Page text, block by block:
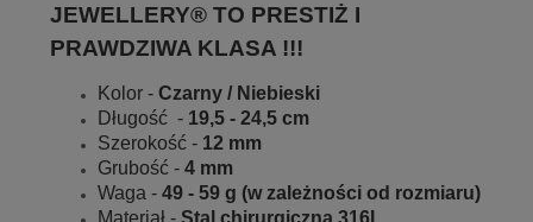
JEWELLERY® TO PRESTIŻ I
PRAWDZIWA KLASA !!!
Kolor - Czarny / Niebieski
Długość - 19,5 - 24,5 cm
Szerokość - 12 mm
Grubość - 4 mm
Waga - 49 - 59 g (w zależności od rozmiaru)
Materiał - Stal chirurgiczna 316L